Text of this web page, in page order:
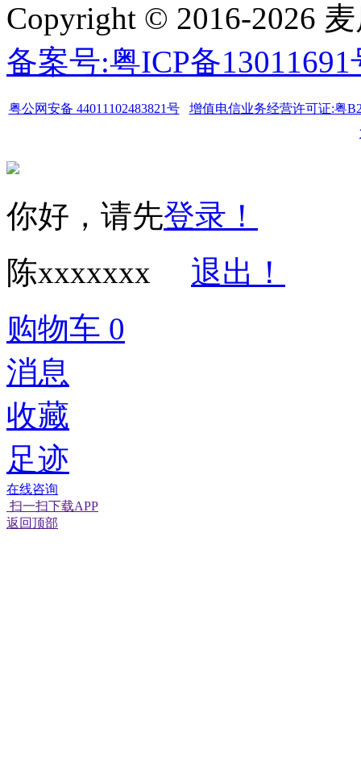
Copyright © 2016-2026
备案号:粤ICP备13011691
粤公网安备 44011102483821号
增值电信业务经营许可证:粤
你好，请先登录！
陈xxxxxxx
退出！
购物车 0
消息
收藏
足迹
在线咨询
扫一扫下载APP
返回顶部